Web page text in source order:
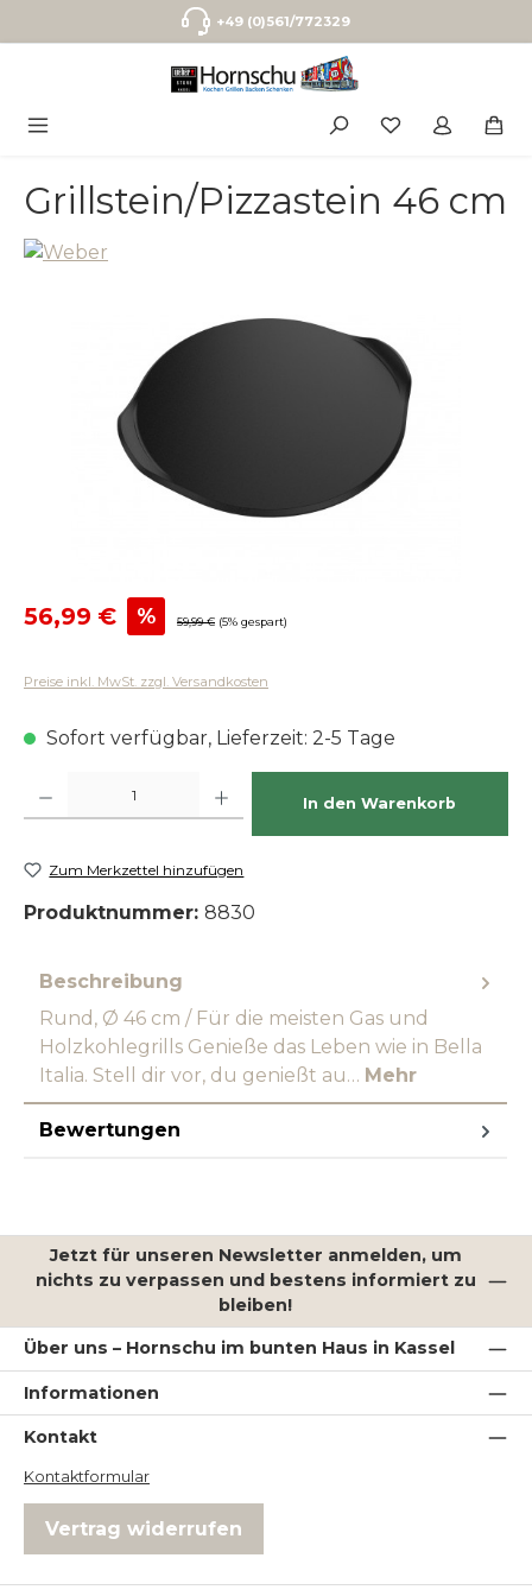
Zum Hauptinhalt springen+49 (0)561/772329
Grillstein/Pizzastein 46 cm
Bildergalerie überspringen
Verkaufspreis:
56,99 € % Regulärer Preis:
59,99 € (5% gespart)
Preise inkl. MwSt. zzgl. Versandkosten
Sofort verfügbar, Lieferzeit: 2-5 Tage
In den Warenkorb
Zum Merkzettel hinzufügen
Produktnummer: 8830
Beschreibung
Rund, Ø 46 cm / Für die meisten Gas und
Holzkohlegrills Genieße das Leben wie in Bella
Italia. Stell dir vor, du genießt au… Mehr
Bewertungen
Jetzt für unseren Newsletter anmelden, um
nichts zu verpassen und bestens informiert zu
bleiben!
Über uns – Hornschu im bunten Haus in Kassel
Informationen
Kontakt
Kontaktformular
Vertrag widerrufen